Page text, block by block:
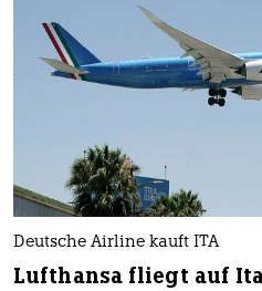
Deutsche Airline kauft ITA
Lufthansa fliegt auf